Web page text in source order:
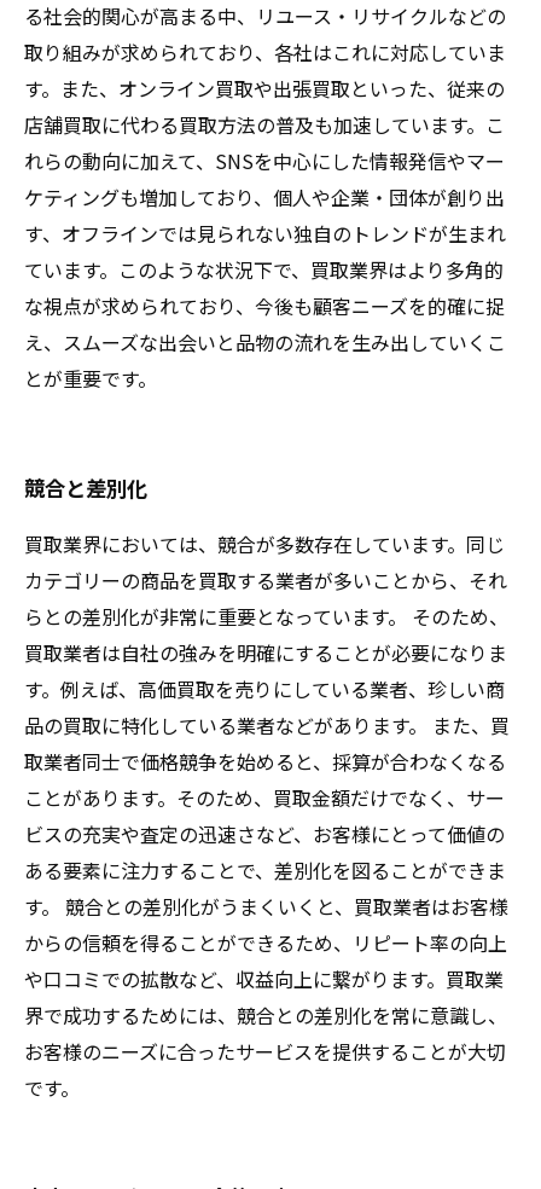
る社会的関心が高まる中、リユース・リサイクルなどの
取り組みが求められており、各社はこれに対応していま
す。また、オンライン買取や出張買取といった、従来の
店舗買取に代わる買取方法の普及も加速しています。こ
れらの動向に加えて、SNSを中心にした情報発信やマー
ケティングも増加しており、個人や企業・団体が創り出
す、オフラインでは見られない独自のトレンドが生まれ
ています。このような状況下で、買取業界はより多角的
な視点が求められており、今後も顧客ニーズを的確に捉
え、スムーズな出会いと品物の流れを生み出していくこ
とが重要です。
競合と差別化
買取業界においては、競合が多数存在しています。同じ
カテゴリーの商品を買取する業者が多いことから、それ
らとの差別化が非常に重要となっています。 そのため、
買取業者は自社の強みを明確にすることが必要になりま
す。例えば、高価買取を売りにしている業者、珍しい商
品の買取に特化している業者などがあります。 また、買
取業者同士で価格競争を始めると、採算が合わなくなる
ことがあります。そのため、買取金額だけでなく、サー
ビスの充実や査定の迅速さなど、お客様にとって価値の
ある要素に注力することで、差別化を図ることができま
す。 競合との差別化がうまくいくと、買取業者はお客様
からの信頼を得ることができるため、リピート率の向上
や口コミでの拡散など、収益向上に繋がります。買取業
界で成功するためには、競合との差別化を常に意識し、
お客様のニーズに合ったサービスを提供することが大切
です。